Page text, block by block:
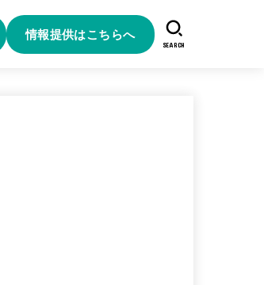
情報提供はこちらへ
SEARCH